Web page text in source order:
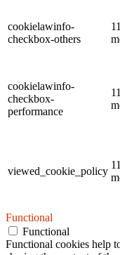
cookielawinfo-
checkbox-others
11
cookielawinfo-
checkbox-
performance
11
viewed_cookie_policy
11
Functional
Functional
Functional cookies help